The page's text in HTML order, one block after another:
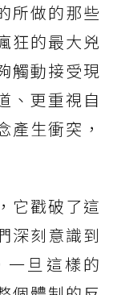
所做的那些
狂的最大兇
觸動接受現
、更重視自
產生衝突，
它戳破了這
深刻意識到
一旦這樣的